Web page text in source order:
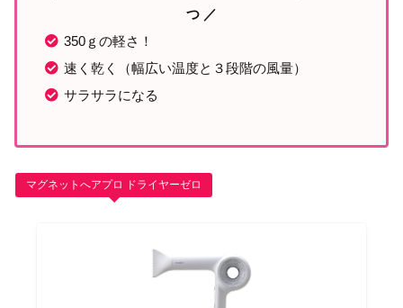
つ ／
350ｇの軽さ！
速く乾く（幅広い温度と３段階の風量）
サラサラになる
マグネットへアプロ ドライヤーゼロ